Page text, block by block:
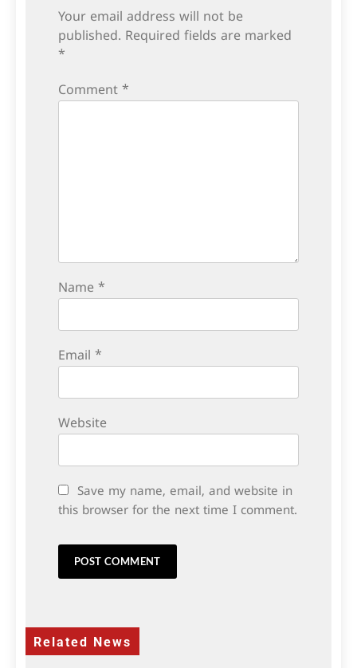
Your email address will not be
published. Required fields are marked
*
Comment *
Name *
Email *
Website
Save my name, email, and website in
this browser for the next time I comment.
Related News